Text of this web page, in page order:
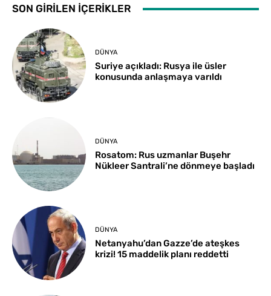
SON GİRİLEN İÇERİKLER
DÜNYA
Suriye açıkladı: Rusya ile üsler
konusunda anlaşmaya varıldı
DÜNYA
Rosatom: Rus uzmanlar Buşehr
Nükleer Santrali’ne dönmeye başladı
DÜNYA
Netanyahu’dan Gazze’de ateşkes
krizi! 15 maddelik planı reddetti